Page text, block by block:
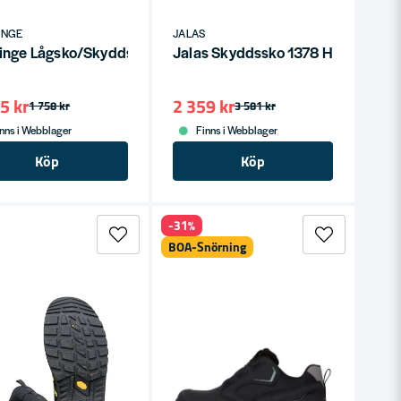
2 S1P BOA
Lågsko/Skyddssko 2701 S3
1 758 kr
kr
i Webblager
Köp
JALAS
Jalas Skyddssko 1378 Heavy Duty
3 581 kr
2 359 kr
Finns i Webblager
Köp
-31%
BOA-Snörning